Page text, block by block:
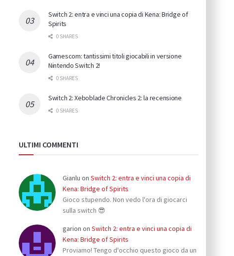
Switch 2: entra e vinci una copia di Kena: Bridge of
Spirits
0 SHARES
Gamescom: tantissimi titoli giocabili in versione
Nintendo Switch 2!
0 SHARES
Switch 2: Xeboblade Chronicles 2: la recensione
0 SHARES
ULTIMI COMMENTI
Gianlu on Switch 2: entra e vinci una copia di
Kena: Bridge of Spirits
Gioco stupendo. Non vedo l'ora di giocarci
sulla switch 😎
garion on Switch 2: entra e vinci una copia di
Kena: Bridge of Spirits
Proviamo! Tengo d'occhio questo gioco da un